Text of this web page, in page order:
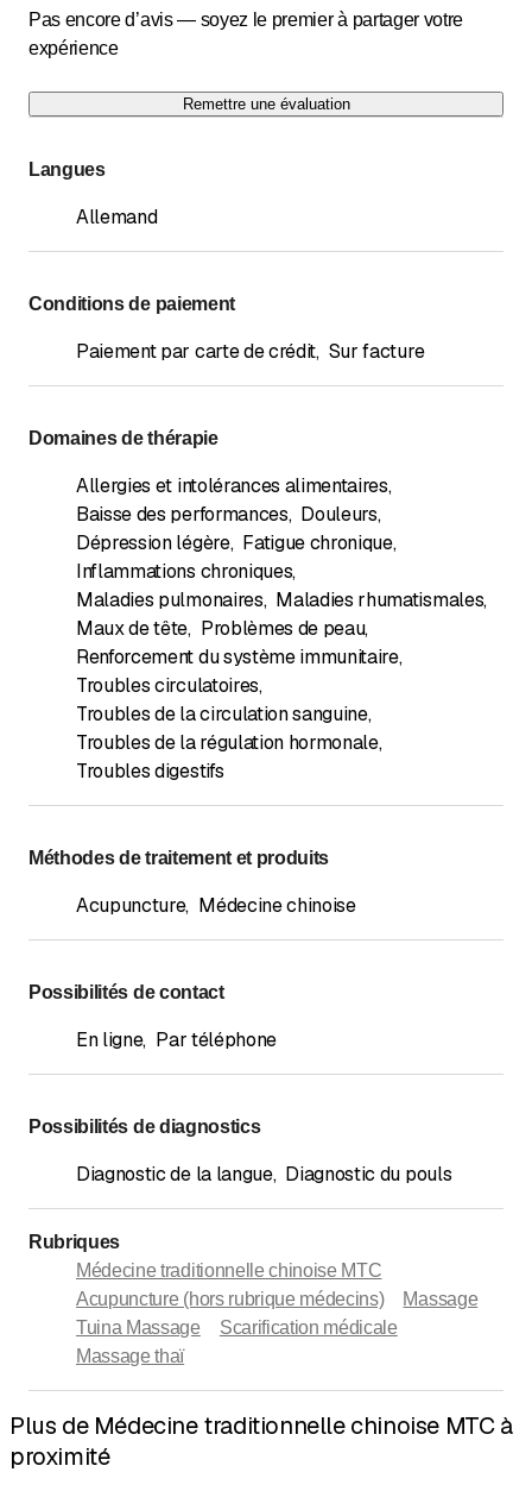
Pas encore d’avis — soyez le premier à partager votre
expérience
Remettre une évaluation
Langues
Allemand
Conditions de paiement
Paiement par carte de crédit, Sur facture
Domaines de thérapie
Allergies et intolérances alimentaires,
Baisse des performances, Douleurs,
Dépression légère, Fatigue chronique,
Inflammations chroniques,
Maladies pulmonaires, Maladies rhumatismales,
Maux de tête, Problèmes de peau,
Renforcement du système immunitaire,
Troubles circulatoires,
Troubles de la circulation sanguine,
Troubles de la régulation hormonale,
Troubles digestifs
Méthodes de traitement et produits
Acupuncture, Médecine chinoise
Possibilités de contact
En ligne, Par téléphone
Possibilités de diagnostics
Diagnostic de la langue, Diagnostic du pouls
Rubriques
Médecine traditionnelle chinoise MTC
Acupuncture (hors rubrique médecins)
Massage
Tuina Massage
Scarification médicale
Massage thaï
Plus de Médecine traditionnelle chinoise MTC à
proximité